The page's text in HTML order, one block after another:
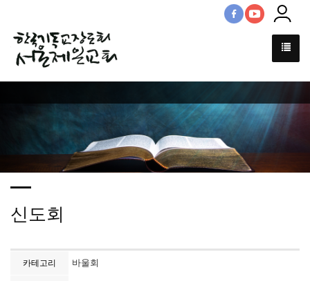
신도회
카테고리 바울회